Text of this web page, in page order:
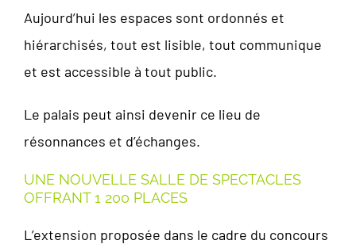
Aujourd’hui les espaces sont ordonnés et
hiérarchisés, tout est lisible, tout communique
et est accessible à tout public.
Le palais peut ainsi devenir ce lieu de
résonnances et d’échanges.
UNE NOUVELLE SALLE DE SPECTACLES
OFFRANT 1 200 PLACES
L’extension proposée dans le cadre du concours